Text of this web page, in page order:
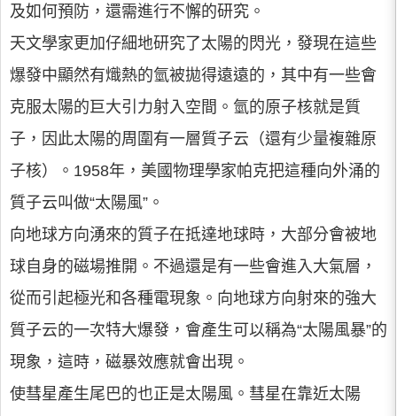
及如何預防，還需進行不懈的研究。
天文學家更加仔細地研究了太陽的閃光，發現在這些
爆發中顯然有熾熱的氫被拋得遠遠的，其中有一些會
克服太陽的巨大引力射入空間。氫的原子核就是質
子，因此太陽的周圍有一層質子云（還有少量複雜原
子核）。1958年，美國物理學家帕克把這種向外涌的
質子云叫做“太陽風”。
向地球方向湧來的質子在抵達地球時，大部分會被地
球自身的磁場推開。不過還是有一些會進入大氣層，
從而引起極光和各種電現象。向地球方向射來的強大
質子云的一次特大爆發，會產生可以稱為“太陽風暴”的
現象，這時，磁暴效應就會出現。
使彗星產生尾巴的也正是太陽風。彗星在靠近太陽